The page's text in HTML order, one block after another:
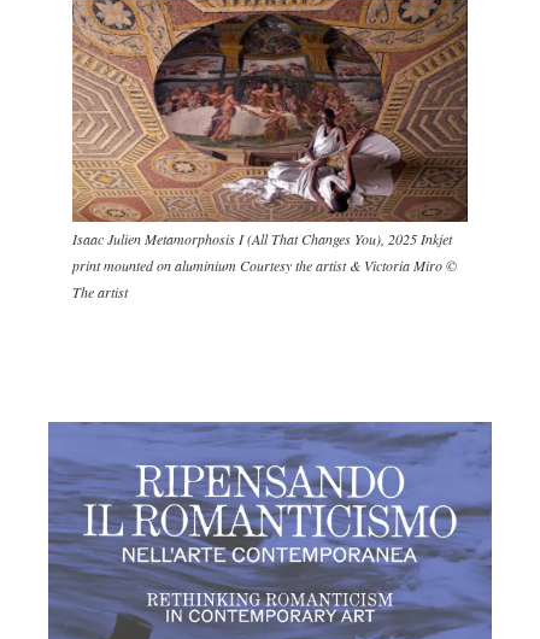
Isaac Julien Metamorphosis I (All That Changes You), 2025 Inkjet
print mounted on aluminium Courtesy the artist & Victoria Miro ©
The artist